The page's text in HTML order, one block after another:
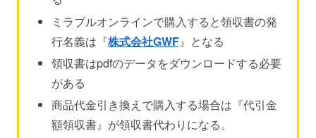
ミラブルオンラインで購入すると領収書の発
行名義は『株式会社GWF』となる
領収書はpdfのデータをダウンロードする必要
がある
商品代金引き換えで購入する場合は『代引金
額領収書』が領収書代わりになる。